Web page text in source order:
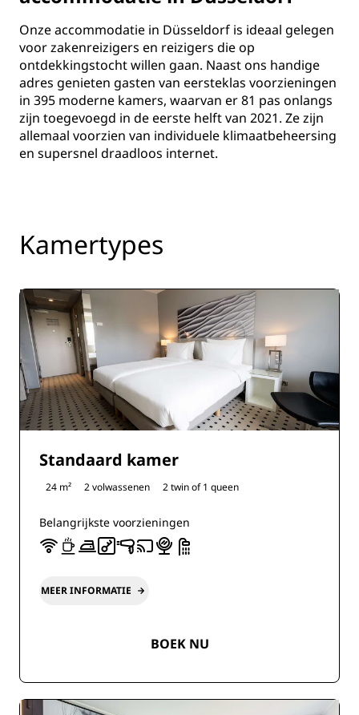
Onze accommodatie in Düsseldorf is ideaal gelegen
voor zakenreizigers en reizigers die op
ontdekkingstocht willen gaan. Naast ons handige
adres genieten gasten van eersteklas voorzieningen
in 395 moderne kamers, waarvan er 81 pas onlangs
zijn toegevoegd in de eerste helft van 2021. Ze zijn
allemaal voorzien van individuele klimaatbeheersing
en supersnel draadloos internet.
Kamertypes
Standaard kamer
24 m² 2 volwassenen 2 twin of1 queen
Belangrijkste voorzieningen
MEER INFORMATIE
BOEK NU